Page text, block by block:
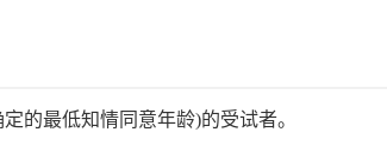
的最低知情同意年龄)的受试者。